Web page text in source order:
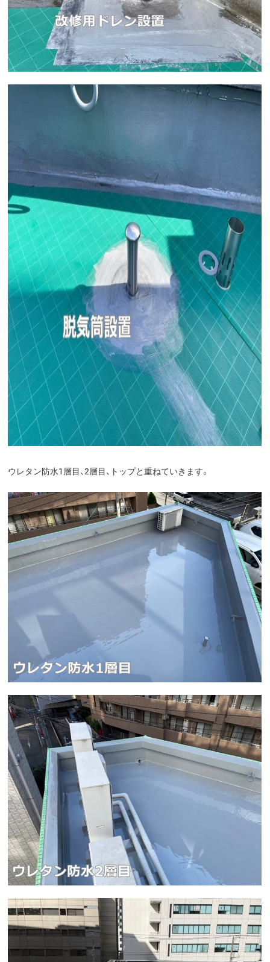
ウレタン防水1層目、2層目、トップと重ねていきます。